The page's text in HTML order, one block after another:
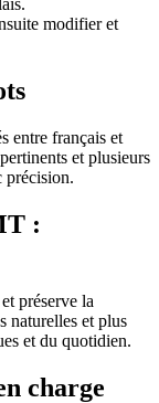
modifier et
entre français et
et plusieurs
précision.
:
préserve la
naturelles et plus
et du quotidien.
charge